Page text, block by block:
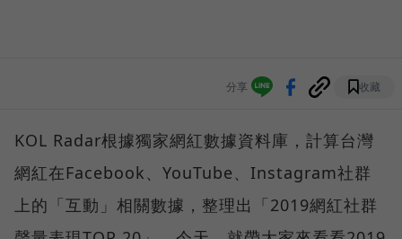
分享 收藏
KOL Radar根據獨家網紅數據資料庫，計算台灣
網紅在Facebook、YouTube、Instagram社群
上的「互動」相關數據，整理出「2019網紅社群